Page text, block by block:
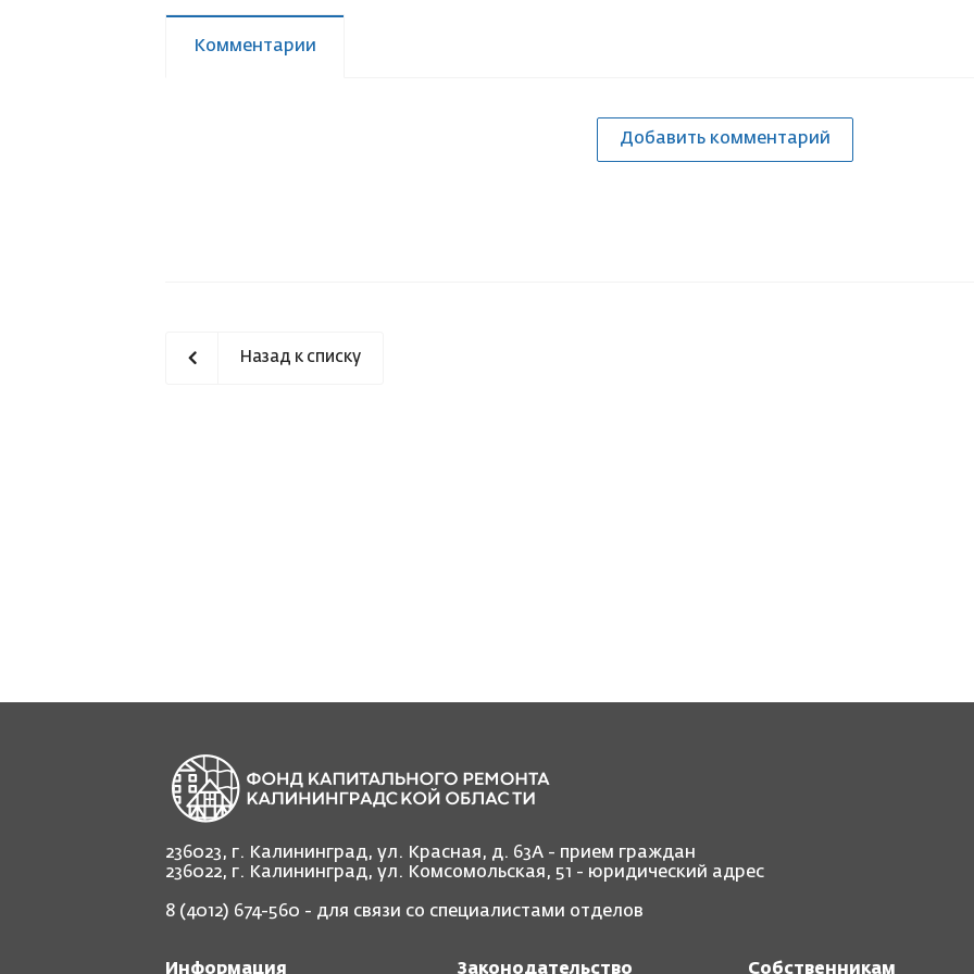
Комментарии
Добавить комментарий
Назад к списку
236023, г. Калининград, ул. Красная, д. 63А - прием граждан
236022, г. Калининград, ул. Комсомольская, 51 - юридический адрес
8 (4012) 674-560 - для связи со специалистами отделов
Информация Законодательство Собственникам